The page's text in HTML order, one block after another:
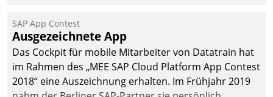
SAP App Contest
Ausgezeichnete App
Das Cockpit für mobile Mitarbeiter von Datatrain hat
im Rahmen des „MEE SAP Cloud Platform App Contest
2018“ eine Auszeichnung erhalten. Im Frühjahr 2019